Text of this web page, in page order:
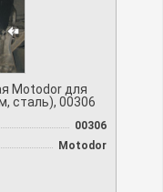
Motodor для
сталь), 00306
00306
Motodor